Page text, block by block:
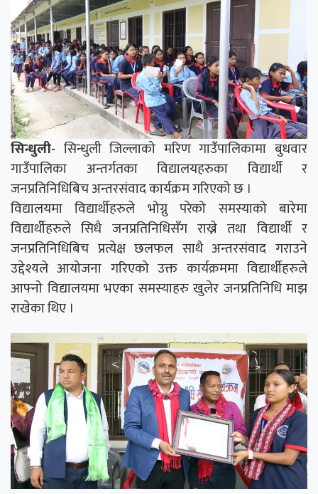
सिन्धुली- सिन्धुली जिल्लाको मरिण गाउँपालिकामा बुधवार
गाउँपालिका अन्तर्गतका विद्यालयहरुका विद्यार्थी र
जनप्रतिनिधिबिच अन्तरसंवाद कार्यक्रम गरिएको छ ।
विद्यालयमा विद्यार्थीहरुले भोग्नु परेको समस्याको बारेमा
विद्यार्थीेहरुले सिधै जनप्रतिनिधिसँग राख्ने तथा विद्यार्थी र
जनप्रतिनिधिबिच प्रत्येक्ष छलफल साथै अन्तरसंवाद गराउने
उद्देश्यले आयोजना गरिएको उक्त कार्यक्रममा विद्यार्थीहरुले
आफ्नो विद्यालयमा भएका समस्याहरु खुलेर जनप्रतिनिधि माझ
राखेका थिए ।